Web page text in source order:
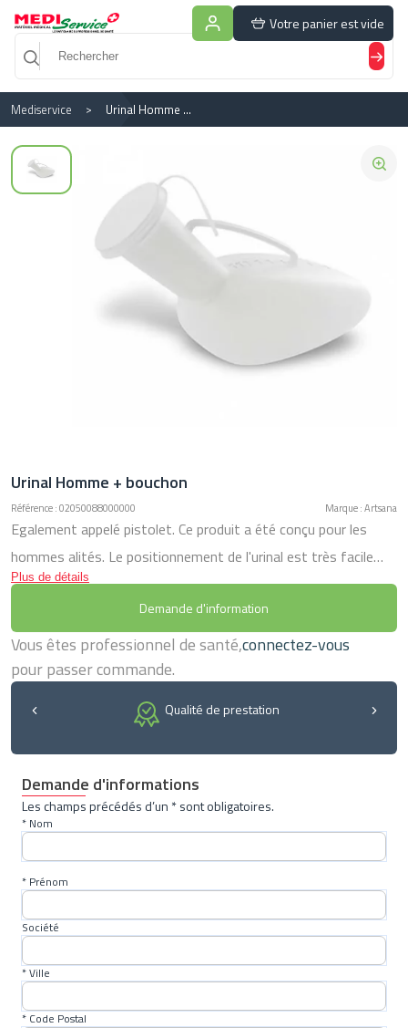
Votre panier est vide
Mediservice Urinal Homme + Bouchon
Urinal Homme + bouchon
Référence : 02050088000000 Marque : Artsana
Egalement appelé pistolet. Ce produit a été conçu pour les
hommes alités. Le positionnement de l'urinal est très facile
grâce à sa poignée ergonomique. Capacité 1 L
Plus de détails
Demande d'information
Vous êtes professionnel de santé,connectez-vous
pour passer commande.
Qualité de prestation
Demande d'informations
Les champs précédés d’un * sont obligatoires.
* Nom
* Prénom
Société
* Ville
* Code Postal
Panneau de gestion des cookies